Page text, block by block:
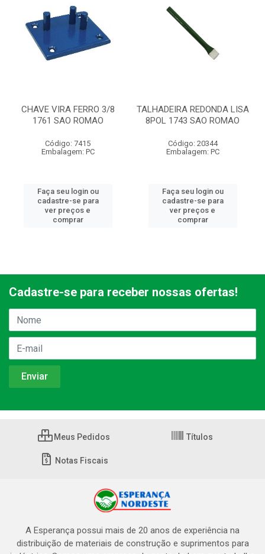
CHAVE VIRA FERRO 3/8
1761 SAO ROMAO
Código: 7415
Embalagem: PC
Faça seu login ou
cadastre-se para
ver preços e
comprar
TALHADEIRA REDONDA LISA
8POL 1743 SAO ROMAO
Código: 20344
Embalagem: PC
Faça seu login ou
cadastre-se para
ver preços e
comprar
Cadastre-se para receber nossas ofertas!
Meus Pedidos Títulos
Notas Fiscais
A Esperança possui mais de 20 anos de experiência na
distribuição de materiais de construção e suprimentos para